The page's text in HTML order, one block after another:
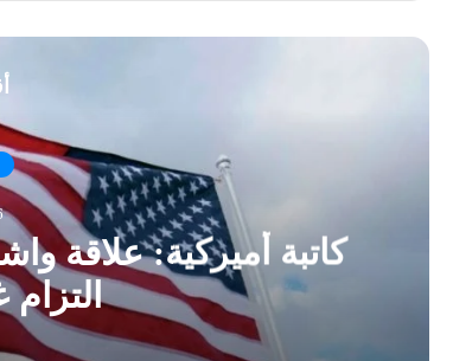
كاتبة أميركية: علاقة